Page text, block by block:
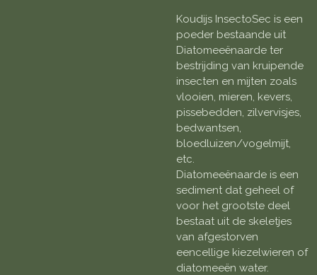
Koudijs InsectoSec is een
poeder bestaande uit
Diatomeeënaarde ter
bestrijding van kruipende
insecten en mijten zoals
vlooien, mieren, kevers,
pissebedden, zilvervisjes,
bedwantsen,
bloedluizen/vogelmijt,
etc.
Diatomeeënaarde is een
sediment dat geheel of
voor het grootste deel
bestaat uit de skeletjes
van afgestorven
eencellige kiezelwieren of
diatomeeën water.